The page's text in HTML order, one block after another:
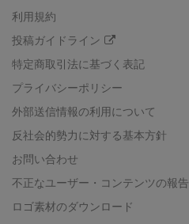
利用規約
投稿ガイドライン
特定商取引法に基づく表記
プライバシーポリシー
外部送信情報の利用について
反社会的勢力に対する基本方針
お問い合わせ
不正なユーザー・コンテンツの報告
ロゴ素材のダウンロード